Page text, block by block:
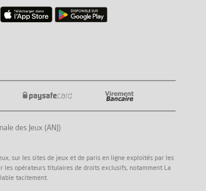
des Jeux (ANJ)
sur les sites de jeux et de paris en ligne exploités par les
les opérateurs titulaires de droits exclusifs, notamment La
tacitement.